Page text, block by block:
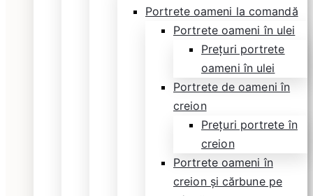
Portrete oameni la comandă
Portrete oameni în ulei
Prețuri portrete
oameni în ulei
Portrete de oameni în
creion
Prețuri portrete în
creion
Portrete oameni în
creion și cărbune pe